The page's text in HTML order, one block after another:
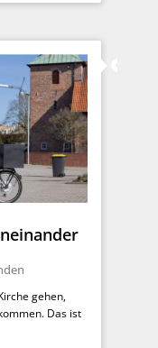
gehen,
Das ist